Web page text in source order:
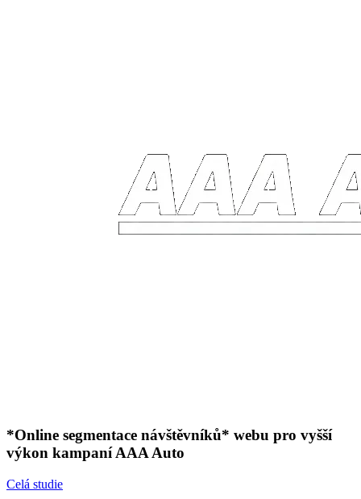
*Online segmentace návštěvníků* webu pro vyšší
výkon kampaní AAA Auto
Celá studie